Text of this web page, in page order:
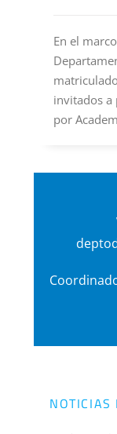
En el
invitados a
por
NOTICIAS